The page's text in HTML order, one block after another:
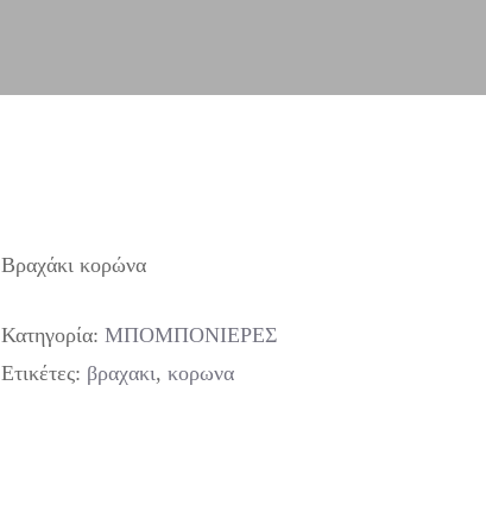
Βραχάκι κορώνα
Κατηγορία:ΜΠΟΜΠΟΝΙΕΡΕΣ
Ετικέτες: βραχακι,κορωνα